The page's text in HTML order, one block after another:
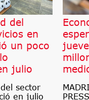
del
en
un poco
julio
sector
en julio